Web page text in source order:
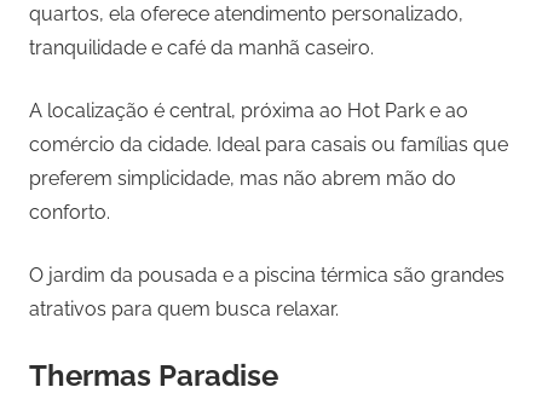
quartos, ela oferece atendimento personalizado,
tranquilidade e café da manhã caseiro.
A localização é central, próxima ao Hot Park e ao
comércio da cidade. Ideal para casais ou famílias que
preferem simplicidade, mas não abrem mão do
conforto.
O jardim da pousada e a piscina térmica são grandes
atrativos para quem busca relaxar.
Thermas Paradise